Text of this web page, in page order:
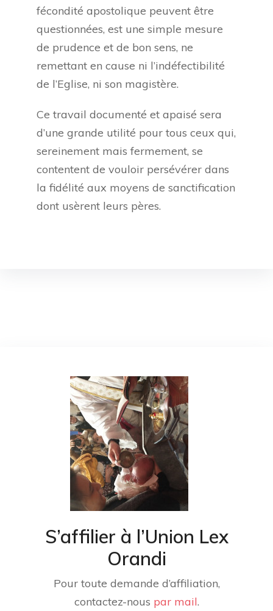
fécondité apostolique peuvent être
questionnées, est une simple mesure
de prudence et de bon sens, ne
remettant en cause ni l’indéfectibilité
de l’Eglise, ni son magistère.
Ce travail documenté et apaisé sera
d’une grande utilité pour tous ceux qui,
sereinement mais fermement, se
contentent de vouloir persévérer dans
la fidélité aux moyens de sanctification
dont usèrent leurs pères.
S’affilier à l’Union Lex
Orandi
Pour toute demande d’affiliation,
contactez-nous par mail.